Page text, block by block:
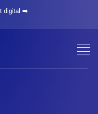
digital ➡️